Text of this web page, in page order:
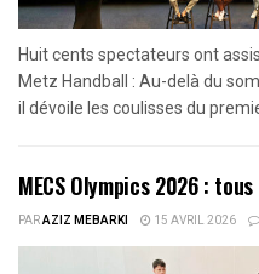
Huit cents spectateurs ont
Metz Handball : Au-delà du
il dévoile les coulisses du
MECS Olympics 2026 :
PARAZIZ MEBARKI 15 AVRIL 2026